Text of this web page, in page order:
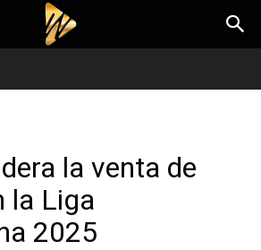
la venta de
la Liga
2025